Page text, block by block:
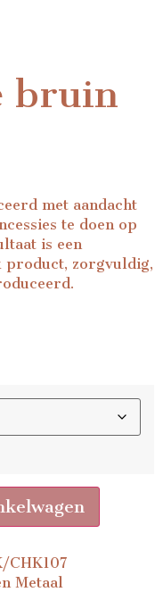
bruin
met aandacht
te doen op
is een
product, zorgvuldig,
CHK107
Metaal